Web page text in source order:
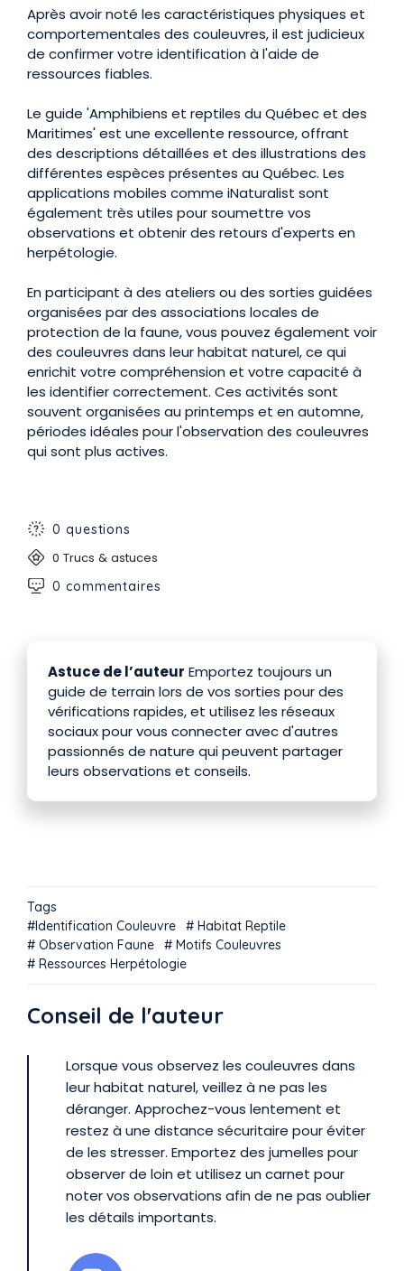
Après avoir noté les caractéristiques physiques et
comportementales des couleuvres, il est judicieux
de confirmer votre identification à l'aide de
ressources fiables.
Le guide 'Amphibiens et reptiles du Québec et des
Maritimes' est une excellente ressource, offrant
des descriptions détaillées et des illustrations des
différentes espèces présentes au Québec. Les
applications mobiles comme iNaturalist sont
également très utiles pour soumettre vos
observations et obtenir des retours d'experts en
herpétologie.
En participant à des ateliers ou des sorties guidées
organisées par des associations locales de
protection de la faune, vous pouvez également voir
des couleuvres dans leur habitat naturel, ce qui
enrichit votre compréhension et votre capacité à
les identifier correctement. Ces activités sont
souvent organisées au printemps et en automne,
périodes idéales pour l'observation des couleuvres
qui sont plus actives.
0 questions
0 Trucs & astuces
0 commentaires
Astuce de l’auteur Emportez toujours un
guide de terrain lors de vos sorties pour des
vérifications rapides, et utilisez les réseaux
sociaux pour vous connecter avec d'autres
passionnés de nature qui peuvent partager
leurs observations et conseils.
Tags
Identification Couleuvre
Habitat Reptile
Observation Faune
Motifs Couleuvres
Ressources Herpétologie
Conseil de l'auteur
Lorsque vous observez les couleuvres dans
leur habitat naturel, veillez à ne pas les
déranger. Approchez-vous lentement et
restez à une distance sécuritaire pour éviter
de les stresser. Emportez des jumelles pour
observer de loin et utilisez un carnet pour
noter vos observations afin de ne pas oublier
les détails importants.